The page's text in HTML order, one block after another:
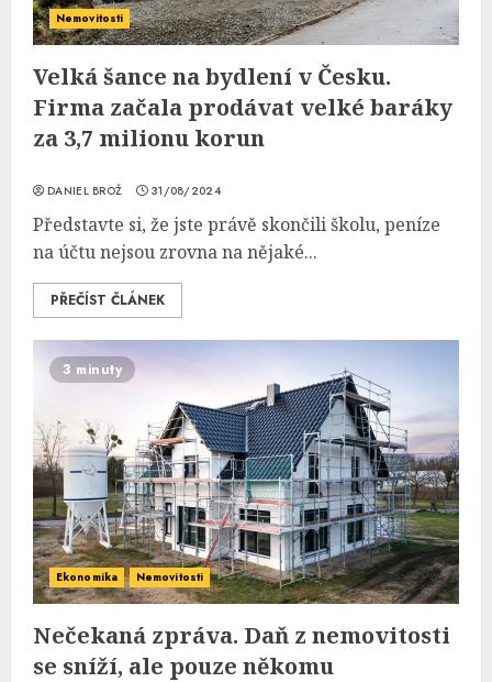
Nemovitosti
Velká šance na bydlení v Česku.
Firma začala prodávat velké baráky
za 3,7 milionu korun
DANIEL BROŽ 31/08/2024
Představte si, že jste právě skončili školu, peníze
na účtu nejsou zrovna na nějaké...
PŘEČÍST ČLÁNEK
3 minuty
Ekonomika Nemovitosti
Nečekaná zpráva. Daň z nemovitosti
se sníží, ale pouze někomu